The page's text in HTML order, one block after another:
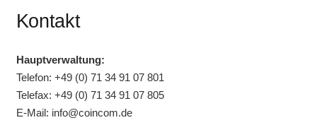
Kontakt
Haupt­ver­wal­tung:
Tele­fon: +49 (0) 71 34 91 07 801
Tele­fax: +49 (0) 71 34 91 07 805
E‑Mail: ed.mocnioc@ofni